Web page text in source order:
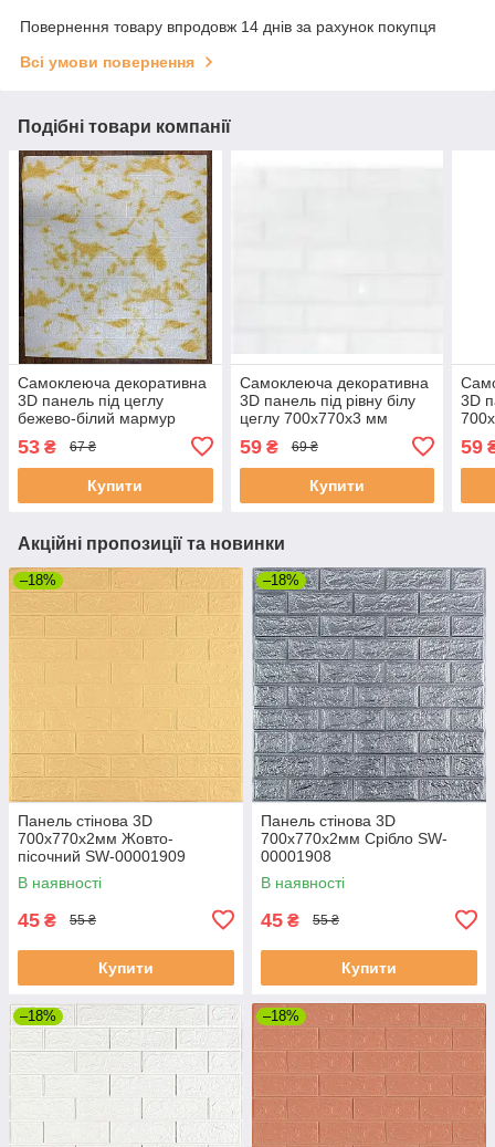
Повернення товару впродовж 14 днів за рахунок покупця
Всі умови повернення
Подібні товари компанії
Самоклеюча декоративна
3D панель під цеглу
бежево-білий мармур
53 ₴ 67 ₴
Купити
Самоклеюча декоративна
3D панель під рівну білу
цеглу 700x770x3 мм
59₴ 69 ₴
Купити
3D
59
Акційні пропозиції та новинки
–18%
Панель стінова 3D
700х770х2мм Жовто-
пісочний SW-00001909
В наявності
45 ₴ 55 ₴
Купити
–18%
Панель стінова 3D
700х770х2мм Срібло SW-
00001908
В наявності
45 ₴ 55 ₴
Купити
–18% –18%